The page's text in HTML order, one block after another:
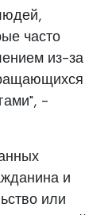
часто
из-за
-
и
или